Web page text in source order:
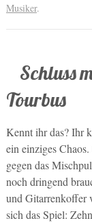
Musiker.
Schluss
Tourbus
Kennt ihr das? Ihr
ein einziges
gegen das
noch dringend
und Gitarrenkoffer
sich das Spiel: